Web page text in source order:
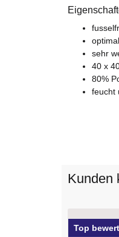
sehr
40 x
80%
feucht
Kunden
Auf Lager